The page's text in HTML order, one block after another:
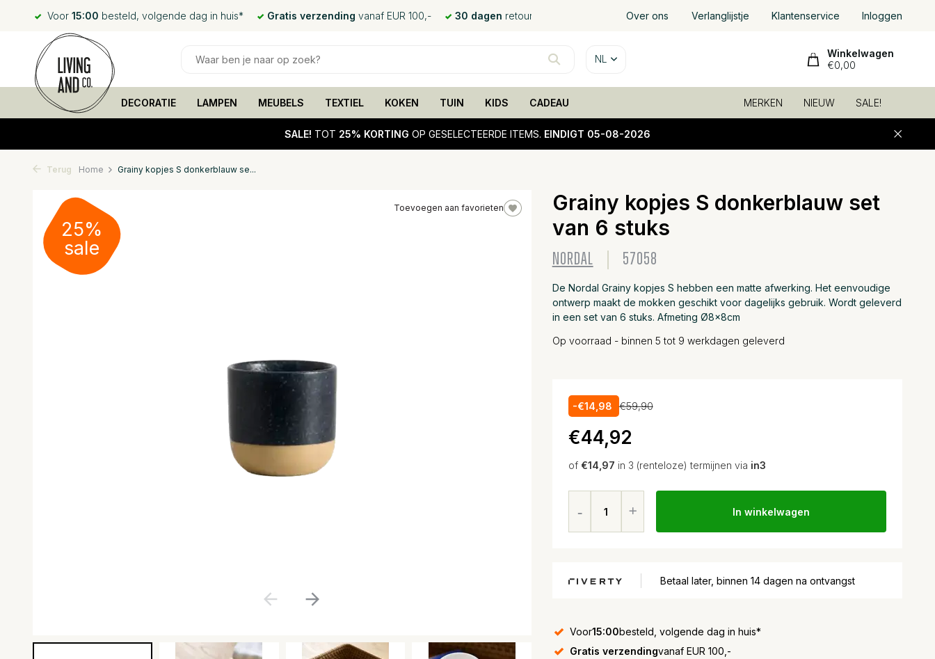
Voor 15:00 besteld, volgende dag in huis* Gratis verzending vanaf EUR 100,- 30 dagen retour Over ons Verlanglijstje Klantenservice Inloggen
NL
Winkelwagen
€0,00
DECORATIE LAMPEN MEUBELS TEXTIEL KOKEN TUIN KIDS CADEAU MERKEN NIEUW SALE!
SALE! TOT 25% KORTING OP GESELECTEERDE ITEMS. EINDIGT 05-08-2026
Terug Home Grainy kopjes S donkerblauw se...
Toevoegen aan favorieten
25%
sale
25%
sale
Grainy kopjes S donkerblauw set
van 6 stuks
NORDAL 57058
De Nordal Grainy kopjes S hebben een matte afwerking. Het eenvoudige
ontwerp maakt de mokken geschikt voor dagelijks gebruik. Wordt geleverd
in een set van 6 stuks. Afmeting Ø8x8cm
Op voorraad - binnen 5 tot 9 werkdagen geleverd
-€14,98 €59,90
€44,92
of €14,97 in 3 (renteloze) termijnen via in3
In winkelwagen
Betaal later, binnen 14 dagen na ontvangst
Voor15:00besteld, volgende dag in huis*
Gratis verzendingvanaf EUR 100,-